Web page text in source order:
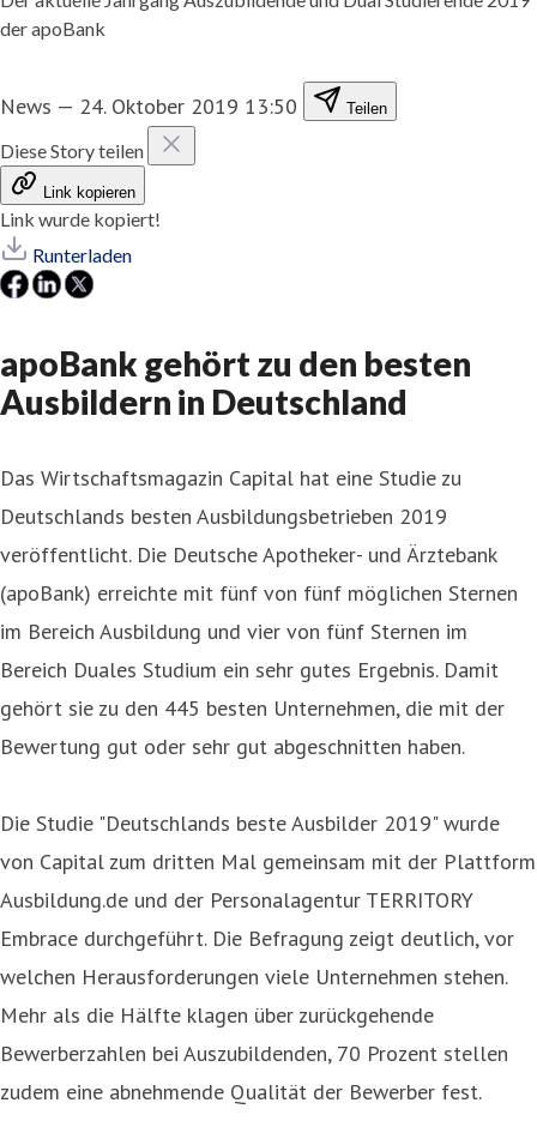
der apoBank
News — 24. Oktober 2019 13:50 Teilen
Diese Story teilen
Link kopieren
Link wurde kopiert!
Runterladen
apoBank gehört zu den besten
Ausbildern in Deutschland
Das Wirtschaftsmagazin Capital hat eine Studie zu
Deutschlands besten Ausbildungsbetrieben 2019
veröffentlicht. Die Deutsche Apotheker- und Ärztebank
(apoBank) erreichte mit fünf von fünf möglichen Sternen
im Bereich Ausbildung und vier von fünf Sternen im
Bereich Duales Studium ein sehr gutes Ergebnis. Damit
gehört sie zu den 445 besten Unternehmen, die mit der
Bewertung gut oder sehr gut abgeschnitten haben.
Die Studie "Deutschlands beste Ausbilder 2019" wurde
von Capital zum dritten Mal gemeinsam mit der Plattform
Ausbildung.de und der Personalagentur TERRITORY
Embrace durchgeführt. Die Befragung zeigt deutlich, vor
welchen Herausforderungen viele Unternehmen stehen.
Mehr als die Hälfte klagen über zurückgehende
Bewerberzahlen bei Auszubildenden, 70 Prozent stellen
zudem eine abnehmende Qualität der Bewerber fest.